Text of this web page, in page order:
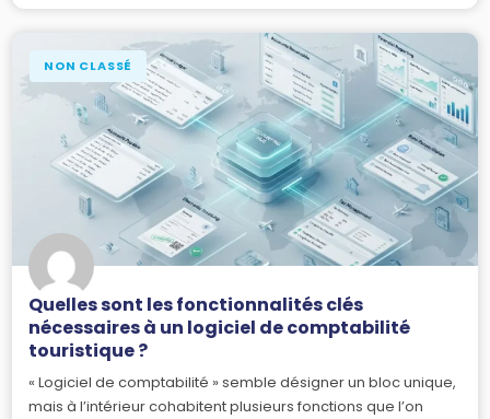
NON CLASSÉ
Quelles sont les fonctionnalités clés
nécessaires à un logiciel de comptabilité
touristique ?
« Logiciel de comptabilité » semble désigner un bloc unique,
mais à l’intérieur cohabitent plusieurs fonctions que l’on